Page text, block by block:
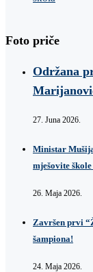
Foto priče
Održana
27. Juna 2026.
Ministar
mješovite škole
26. Maja 2026.
Završen prvi
šampiona!
24. Maja 2026.